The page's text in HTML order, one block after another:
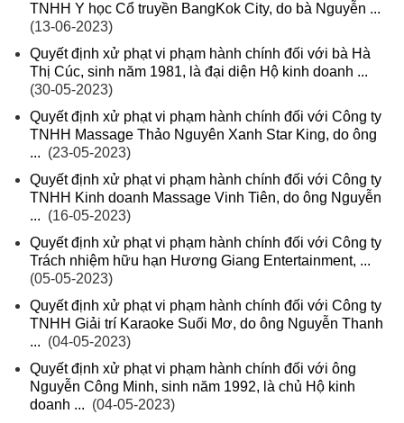
TNHH Y học Cổ truyền BangKok City, do bà Nguyễn ...
(13-06-2023)
Quyết định xử phạt vi phạm hành chính đối với bà Hà
Thị Cúc, sinh năm 1981, là đại diện Hộ kinh doanh ...
(30-05-2023)
Quyết định xử phạt vi phạm hành chính đối với Công ty
TNHH Massage Thảo Nguyên Xanh Star King, do ông
... (23-05-2023)
Quyết định xử phạt vi phạm hành chính đối với Công ty
TNHH Kinh doanh Massage Vinh Tiên, do ông Nguyễn
... (16-05-2023)
Quyết định xử phạt vi phạm hành chính đối với Công ty
Trách nhiệm hữu hạn Hương Giang Entertainment, ...
(05-05-2023)
Quyết định xử phạt vi phạm hành chính đối với Công ty
TNHH Giải trí Karaoke Suối Mơ, do ông Nguyễn Thanh
... (04-05-2023)
Quyết định xử phạt vi phạm hành chính đối với ông
Nguyễn Công Minh, sinh năm 1992, là chủ Hộ kinh
doanh ... (04-05-2023)